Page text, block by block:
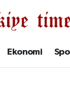
Ekonomi